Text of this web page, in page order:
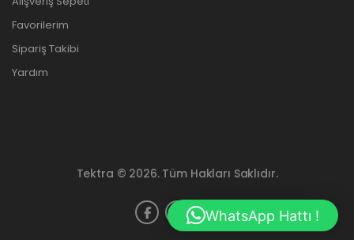
Favorilerim
Sipariş Takibi
Yardım
Tektra © 2026. Tüm Hakları Saklıdır.
WhatsApp Hattı !